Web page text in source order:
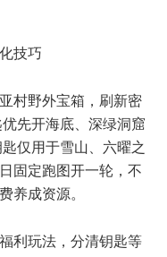
技巧
村野外宝箱，刷新密
先开海底、深绿洞窟
仅用于雪山、六曜之
固定跑图开一轮，不
养成资源。
利玩法，分清钥匙等